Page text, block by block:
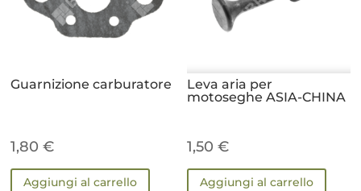
Guarnizione carburatore
1,80€
Aggiungi al carrello
Leva aria per
motoseghe ASIA-CHINA
1,50€
Aggiungi al carrello